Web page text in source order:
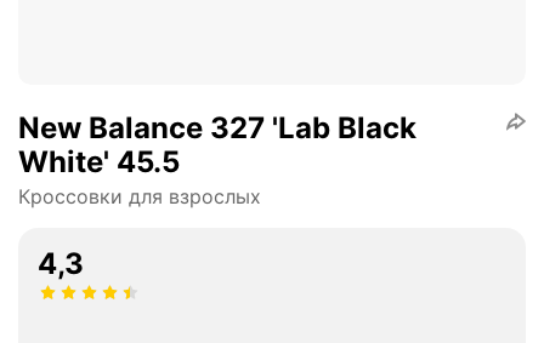
New Balance 327 'Lab Black
White' 45.5
Кроссовки для взрослых
4,3